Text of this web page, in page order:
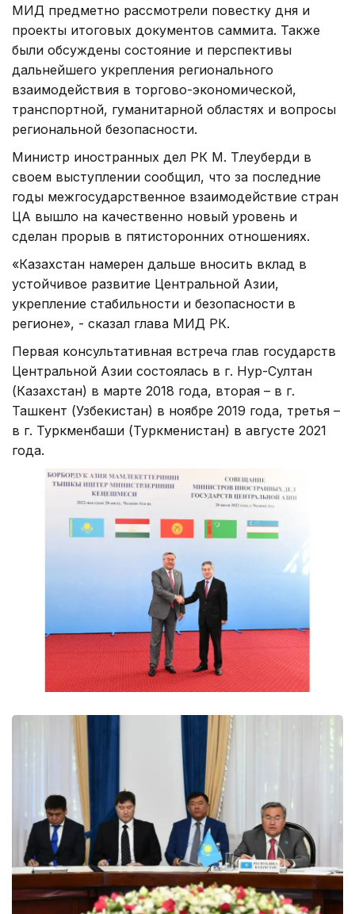
МИД предметно рассмотрели повестку дня и
проекты итоговых документов саммита. Также
были обсуждены состояние и перспективы
дальнейшего укрепления регионального
взаимодействия в торгово-экономической,
транспортной, гуманитарной областях и вопросы
региональной безопасности.
Министр иностранных дел РК М. Тлеуберди в
своем выступлении сообщил, что за последние
годы межгосударственное взаимодействие стран
ЦА вышло на качественно новый уровень и
сделан прорыв в пятисторонних отношениях.
«Казахстан намерен дальше вносить вклад в
устойчивое развитие Центральной Азии,
укрепление стабильности и безопасности в
регионе», - сказал глава МИД РК.
Первая консультативная встреча глав государств
Центральной Азии состоялась в г. Нур-Султан
(Казахстан) в марте 2018 года, вторая – в г.
Ташкент (Узбекистан) в ноябре 2019 года, третья –
в г. Туркменбаши (Туркменистан) в августе 2021
года.